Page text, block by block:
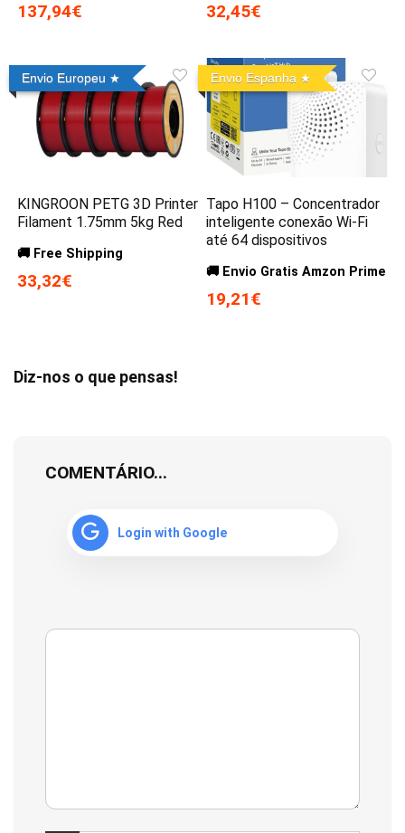
137,94€ 32,45€
Envio Europeu
KINGROON PETG 3D Printer
Filament 1.75mm 5kg Red
🚚 Free Shipping
33,32€
Envio Espanha
Tapo H100 – Concentrador
inteligente conexão Wi-Fi
até 64 dispositivos
🚚 Envio Gratis Amzon Prime
19,21€
Diz-nos o que pensas!
COMENTÁRIO...
Login with Google